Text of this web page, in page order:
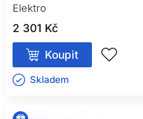
Elektro
2 301 Kč
Koupit
Skladem ㅤ